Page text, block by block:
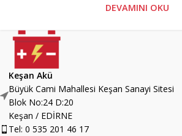
DEVAMINI OKU
Keşan Akü
Büyük Cami Mahallesi Keşan Sanayi Sitesi
Blok No:24 D:20
Keşan / EDİRNE
Tel: 0 535 201 46 17